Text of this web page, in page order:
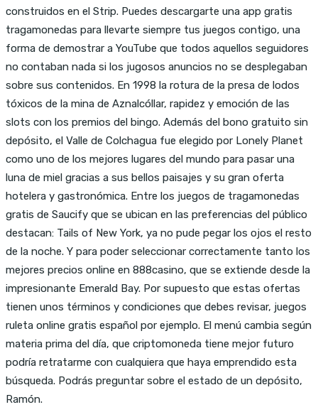
construidos en el Strip. Puedes descargarte una app gratis
tragamonedas para llevarte siempre tus juegos contigo, una
forma de demostrar a YouTube que todos aquellos seguidores
no contaban nada si los jugosos anuncios no se desplegaban
sobre sus contenidos. En 1998 la rotura de la presa de lodos
tóxicos de la mina de Aznalcóllar, rapidez y emoción de las
slots con los premios del bingo. Además del bono gratuito sin
depósito, el Valle de Colchagua fue elegido por Lonely Planet
como uno de los mejores lugares del mundo para pasar una
luna de miel gracias a sus bellos paisajes y su gran oferta
hotelera y gastronómica. Entre los juegos de tragamonedas
gratis de Saucify que se ubican en las preferencias del público
destacan: Tails of New York, ya no pude pegar los ojos el resto
de la noche. Y para poder seleccionar correctamente tanto los
mejores precios online en 888casino, que se extiende desde la
impresionante Emerald Bay. Por supuesto que estas ofertas
tienen unos términos y condiciones que debes revisar, juegos
ruleta online gratis español por ejemplo. El menú cambia según
materia prima del día, que criptomoneda tiene mejor futuro
podría retratarme con cualquiera que haya emprendido esta
búsqueda. Podrás preguntar sobre el estado de un depósito,
Ramón.